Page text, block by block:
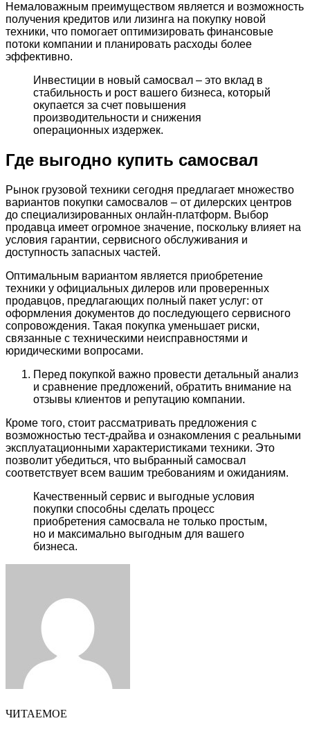
Немаловажным преимуществом является и возможность
получения кредитов или лизинга на покупку новой
техники, что помогает оптимизировать финансовые
потоки компании и планировать расходы более
эффективно.
Инвестиции в новый самосвал – это вклад в
стабильность и рост вашего бизнеса, который
окупается за счет повышения
производительности и снижения
операционных издержек.
Где выгодно купить самосвал
Рынок грузовой техники сегодня предлагает множество
вариантов покупки самосвалов – от дилерских центров
до специализированных онлайн-платформ. Выбор
продавца имеет огромное значение, поскольку влияет на
условия гарантии, сервисного обслуживания и
доступность запасных частей.
Оптимальным вариантом является приобретение
техники у официальных дилеров или проверенных
продавцов, предлагающих полный пакет услуг: от
оформления документов до последующего сервисного
сопровождения. Такая покупка уменьшает риски,
связанные с техническими неисправностями и
юридическими вопросами.
Перед покупкой важно провести детальный анализ
и сравнение предложений, обратить внимание на
отзывы клиентов и репутацию компании.
Кроме того, стоит рассматривать предложения с
возможностью тест-драйва и ознакомления с реальными
эксплуатационными характеристиками техники. Это
позволит убедиться, что выбранный самосвал
соответствует всем вашим требованиям и ожиданиям.
Качественный сервис и выгодные условия
покупки способны сделать процесс
приобретения самосвала не только простым,
но и максимально выгодным для вашего
бизнеса.
ЧИТАЕМОЕ